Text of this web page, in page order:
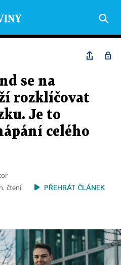
se na
rozklíčovat
Je to
celého
čtení
PŘEHRÁT ČLÁNEK